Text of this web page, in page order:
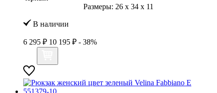
Размеры: 26 x 34 x 11
В наличии
6 295 ₽ 10 195 ₽ - 38%